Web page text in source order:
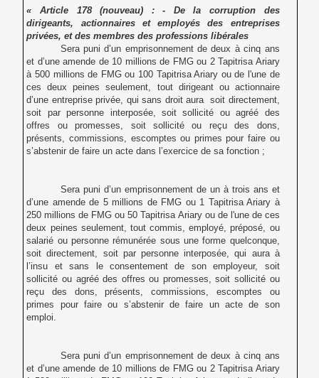
« Article 178 (nouveau) : - De la corruption des
dirigeants, actionnaires et employés des entreprises
privées, et des membres des professions libérales
Sera puni d’un emprisonnement de deux à cinq ans
et d’une amende de 10 millions de FMG ou 2 Tapitrisa Ariary
à 500 millions de FMG ou 100 Tapitrisa Ariary ou de l'une de
ces deux peines seulement, tout dirigeant ou actionnaire
d’une entreprise privée, qui sans droit aura soit directement,
soit par personne interposée, soit sollicité ou agréé des
offres ou promesses, soit sollicité ou reçu des dons,
présents, commissions, escomptes ou primes pour faire ou
s’abstenir de faire un acte dans l’exercice de sa fonction ;
Sera puni d’un emprisonnement de un à trois ans et
d’une amende de 5 millions de FMG ou 1 Tapitrisa Ariary à
250 millions de FMG ou 50 Tapitrisa Ariary ou de l'une de ces
deux peines seulement, tout commis, employé, préposé, ou
salarié ou personne rémunérée sous une forme quelconque,
soit directement, soit par personne interposée, qui aura à
l’insu et sans le consentement de son employeur, soit
sollicité ou agréé des offres ou promesses, soit sollicité ou
reçu des dons, présents, commissions, escomptes ou
primes pour faire ou s’abstenir de faire un acte de son
emploi.
Sera puni d’un emprisonnement de deux à cinq ans
et d’une amende de 10 millions de FMG ou 2 Tapitrisa Ariary